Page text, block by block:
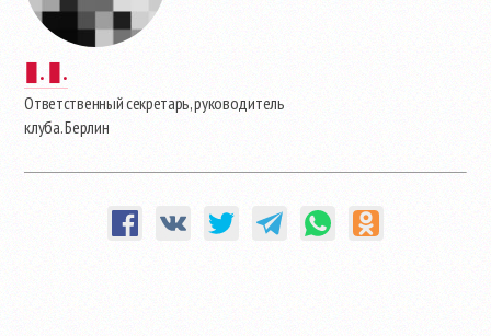
▮. ▮.
Ответственный секретарь, руководитель
клуба. Берлин